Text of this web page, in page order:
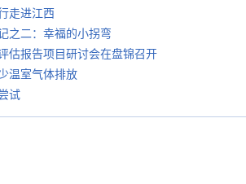
走进江西
之二：幸福的小拐弯
估报告项目研讨会在盘锦召开
温室气体排放
试